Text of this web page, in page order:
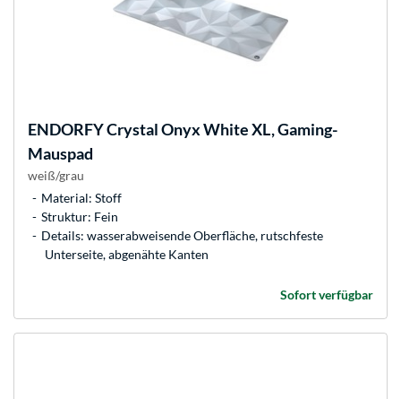
ENDORFYCrystal Onyx White XL, Gaming-
Mauspad
weiß/grau
Material: Stoff
Struktur: Fein
Details: wasserabweisende Oberfläche, rutschfeste
Unterseite, abgenähte Kanten
Sofort verfügbar